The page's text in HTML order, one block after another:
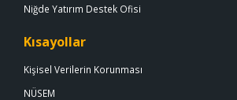
Niğde Yatırım Destek Ofisi
Kısayollar
Kişisel Verilerin Korunması
NÜSEM